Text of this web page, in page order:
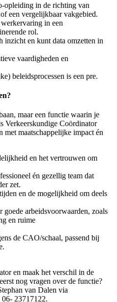
opleiding in de richting van
een vergelijkbaar vakgebied.
in een
rol.
inzicht en kunt data omzetten in
vaardigheden en
beleidsprocessen is een pre.
maar een functie waarin je
Verkeerskundige Coördinator
met maatschappelijke impact én
en het vertrouwen om
én gezellig team dat
zet.
en de mogelijkheid om deels
arbeidsvoorwaarden, zoals
en ruime
de CAO/schaal, passend bij
en maak het verschil in de
nog vragen over de functie?
van Dalen via
23717122.